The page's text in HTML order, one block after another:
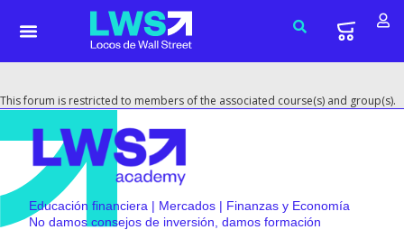
This forum is restricted to members of the associated course(s) and group(s).
Educación financiera | Mercados | Finanzas y Economía
No damos consejos de inversión, damos formación